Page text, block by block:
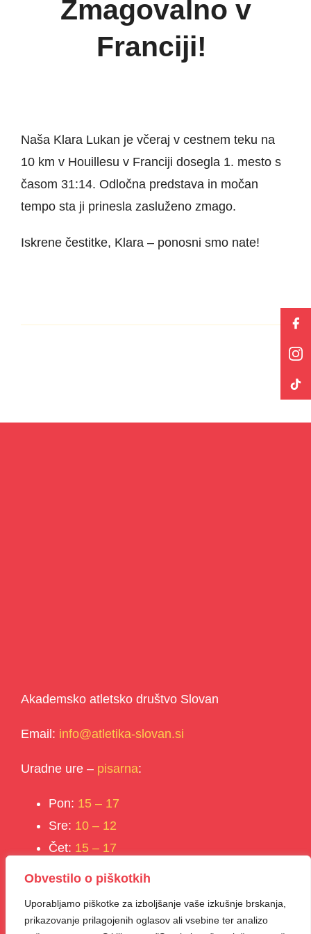
Obvestilo o piškotkih
Uporabljamo piškotke za izboljšanje vaše izkušnje brskanja,
prikazovanje prilagojenih oglasov ali vsebine ter analizo
Zmagovalno v
Franciji!
Naša Klara Lukan je včeraj v cestnem teku na
10 km v Houillesu v Franciji dosegla 1. mesto s
časom 31:14. Odločna predstava in močan
tempo sta ji prinesla zasluženo zmago.
Iskrene čestitke, Klara – ponosni smo nate!
Akademsko atletsko društvo Slovan
Email: info@atletika-slovan.si
Uradne ure – pisarna:
Pon: 15 – 17
Sre: 10 – 12
Čet: 15 – 17